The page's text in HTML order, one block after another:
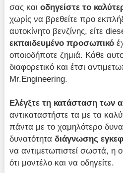
σας καιοδηγείστε το
χωρίς να βρεθείτε προ
αυτοκίνητο βενζίνης, είτε
εκπαιδευμένο προσωπικό
οποιοδήποτε ζημιά. Κάθε
διαφορετικό και έτσι
Mr.Engineering.
Ελέγξτε τη κατάσταση των
αντικαταστήστε τα με τα
πάντα με το χαμηλότερο
δυνατότηταδιάγνωσης
να αντιμετωπιστεί σωστά, η
ότι μοντέλο και να οδηγείτε.